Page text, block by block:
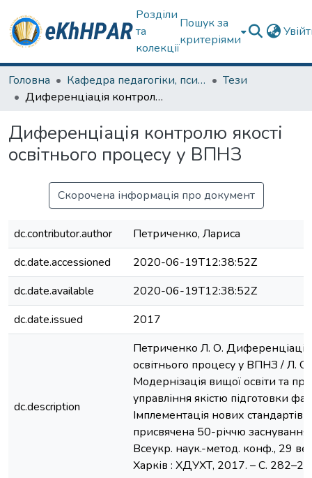
Розділи
та
колекції
Пошук за
критеріями
Головна Кафедра педагогіки, психології, початкової освіти та освітнього менеджменту
Тези
Диференціація контролю якості освітнього процесу у ВПНЗ
Диференціація контролю якості
освітнього процесу у ВПНЗ
Скорочена інформація про документ
dc.contributor.author
Петриченко, Лариса
dc.date.accessioned
2020-06-19T12:38:52Z
dc.date.available
2020-06-19T12:38:52Z
dc.date.issued
2017
dc.description
Петриченко Л. О. Диференціація
освітнього процесу у ВПНЗ / Л.
Модернізація вищої освіти та
управління якістю підготовки
Імплементація нових стандартів
присвячена 50-річчю
Всеукр. наук.-метод. конф., 29
Харків : ХДУХТ, 2017. – С.